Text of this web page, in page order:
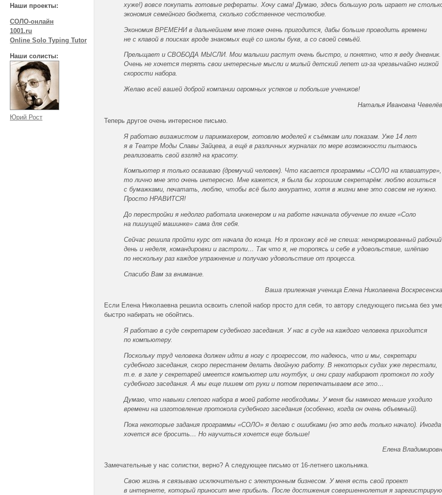
Наши проекты:
СОЛО-онлайн
1001.ru
Online Solo Typing Tutor
Наши солисты:
Юрий Рост
хуже!) вовсе покупать готовые рефераты. Хочу сама! Думаю, здесь большую роль играет не
экономия семейного бюджета, сколько собственное честолюбие.
Экономия ВРЕМЕНИ в дальнейшем мне тоже очень пригодится, дабы больше проводить времени
не с клавой в поисках вроде знакомых ещё со школы букв, а со своей семьёй.
Прельщает и СВОБОДА МЫСЛИ. Мои малыши растут очень быстро, и понятно, что я веду дневник.
Очень не хочется терять свои интересные мысли и милый детский лепет из-за чрезвычайно низкой
скорости набора.
Желаю всей вашей доброй компании огромных успехов и побольше учеников!
Наталья Ивановна
Теперь другое очень интересное письмо.
Я работаю визажистом и парикмахером, готовлю моделей к съёмкам или показам. Уже 14 лет
я в Театре Моды Славы Зайцева, а ещё в различных журналах по мере возможности пытаюсь
реализовать свой взгляд на красоту.
Компьютер я только осваиваю (дремучий человек). Что касается программы «СОЛО на клавиатуре»,
то лично мне это очень интересно. Мне кажется, я была бы хорошим секретарём: люблю возиться
с бумажками, печатать, люблю, чтобы всё было аккуратно, хотя в жизни мне это совсем не нужно.
Просто НРАВИТСЯ!
До перестройки я недолго работала инженером и на работе начинала обучение по книге «Соло
на пишущей машинке» сама для себя.
Сейчас решила пройти курс от начала до конца. Но я прохожу всё не спеша: ненормированный рабочий
день и неделя, командировки и гастроли… Так что я, не торопясь и себе в удовольствие, шлёпаю
по нескольку раз каждое упражнение и получаю удовольствие от процесса.
Спасибо Вам за внимание.
Ваша прилежная ученица Елена Николаевна
Если Елена Николаевна решила освоить слепой набор просто для себя, то автору следующего письма без
быстро набирать не обойтись.
Я работаю в суде секретарем судебного заседания. У нас в суде на каждого человека приходится
по компьютеру.
Поскольку труд человека должен идти в ногу с прогрессом, то надеюсь, что и мы, секретари
судебного заседания, скоро перестанем делать двойную работу. В некоторых судах уже перестали,
т.е. в зале у секретарей имеется компьютер или ноутбук, и они сразу набирают протокол по ходу
судебного заседания. А мы еще пишем от руки и потом перепечатываем все это…
Думаю, что навыки слепого набора в моей работе необходимы. У меня бы намного меньше уходило
времени на изготовление протокола судебного заседания (особенно, когда он очень объемный).
Пока некоторые задания программы «СОЛО» я делаю с ошибками (но это ведь только начало). Иногда
хочется все бросить… Но научиться хочется еще больше!
Елена
Замечательные у нас солистки, верно? А следующее письмо от 16-летнего школьника.
Свою жизнь я связываю исключительно с электронным бизнесом. У меня есть свой проект
в интернете, который приносит мне прибыль. После достижения совершеннолетия я зарегистрирую